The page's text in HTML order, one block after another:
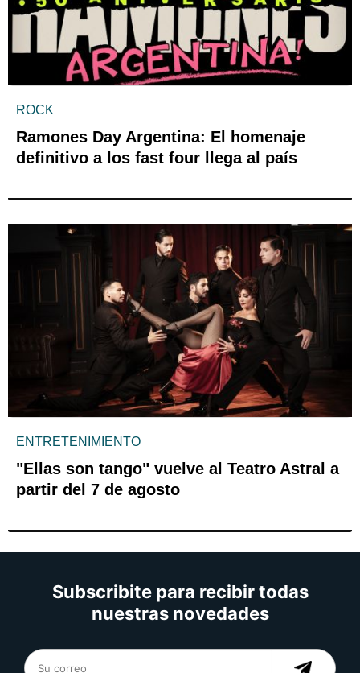
ROCK
Ramones Day Argentina: El homenaje
definitivo a los fast four llega al país
ENTRETENIMIENTO
"Ellas son tango" vuelve al Teatro Astral a
partir del 7 de agosto
Subscribite para recibir todas
nuestras novedades